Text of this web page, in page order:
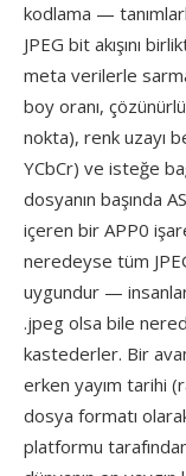
kodlama —
JPEG bit akışını
meta verilerle
boy oranı,
nokta), renk uzayı
YCbCr) ve isteğe
dosyanın başında
içeren bir APP0
neredeyse tüm
uygundur —
.jpeg olsa bile
kastederler. Bir
erken yayım tarihi
dosya formatı
platformu